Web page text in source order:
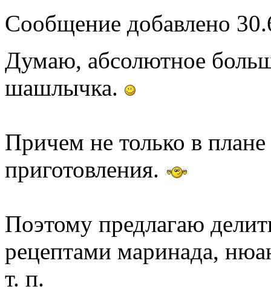
Сообщение добавлено
Думаю, абсолютное
шашлычка.
Причем не только в
приготовления.
Поэтому предлагаю
рецептами маринада,
т. п.